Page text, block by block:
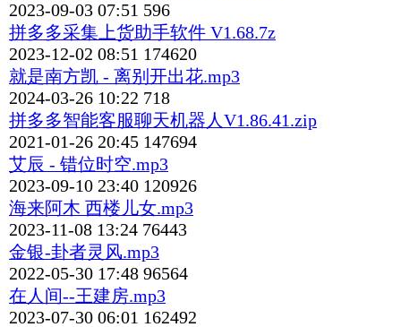
2023-09-03 07:51 596
拼多多采集上货助手软件 V1.68.7z
2023-12-02 08:51 174620
就是南方凯 - 离别开出花.mp3
2024-03-26 10:22 718
拼多多智能客服聊天机器人V1.86.41.zip
2021-01-26 20:45 147694
艾辰 - 错位时空.mp3
2023-09-10 23:40 120926
海来阿木 西楼儿女.mp3
2023-11-08 13:24 76443
金银-卦者灵风.mp3
2022-05-30 17:48 96564
在人间--王建房.mp3
2023-07-30 06:01 162492